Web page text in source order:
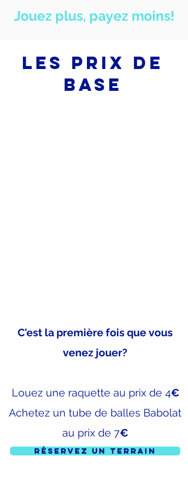
Jouez plus, payez moins!
Les prix de
base
C'est la première fois que vous
venez jouer?
Louez une raquette au prix de 4€
Achetez un tube de balles Babolat
au prix de 7€
Réservez un terrain